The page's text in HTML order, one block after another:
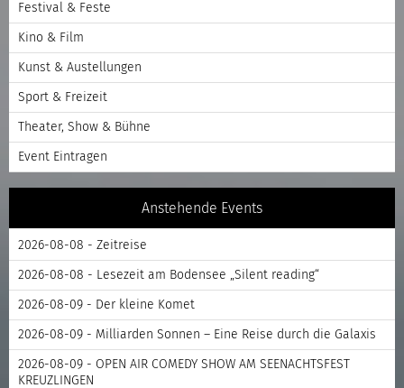
Festival & Feste
Kino & Film
Kunst & Austellungen
Sport & Freizeit
Theater, Show & Bühne
Event Eintragen
Anstehende Events
2026-08-08 - Zeitreise
2026-08-08 - Lesezeit am Bodensee „Silent reading“
2026-08-09 - Der kleine Komet
2026-08-09 - Milliarden Sonnen – Eine Reise durch die Galaxis
2026-08-09 - OPEN AIR COMEDY SHOW AM SEENACHTSFEST
KREUZLINGEN